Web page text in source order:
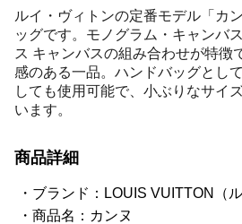
ルイ・ヴィトンの定番モデル「カ
ッグです。モノグラム・キャンバ
ス キャンバスの組み合わせが特徴
感のある一品。ハンドバッグとし
しても使用可能で、小ぶりなサイ
います。
商品詳細
ブランド：LOUIS VUITTON（
商品名：カンヌ